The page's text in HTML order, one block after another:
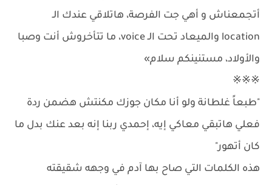
أتجمعناش و أهي جت الفرصة، هاتلاقي عندك الـ
location والميعاد تحت الـ voice، ما تتأخروش أنت وصبا
والأولاد، مستنينكم سلام»
※※※
"طبعاً غلطانة ولو أنا مكان جوزك مكنتش هضمن ردة
فعلي هاتبقي معاكي إيه، إحمدي ربنا إنه بعد عنك بدل ما
كان أتهور"
هذه الكلمات التي صاح بها آدم في وجهه شقيقته